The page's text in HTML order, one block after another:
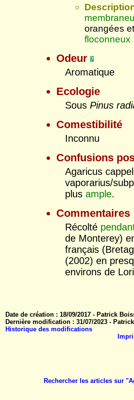
orangées
floconneux
Odeur
Aromatique
Ecologie
SousPinus
Comestibilité
Inconnu
Confusions
Agaricus
vaporarius/
plusample.
Commentaires
Récolté
de Monterey)
français
(2002) en
environs de
Date de création : 18/09/2017 - Patrick
Dernière modification : 31/07/2023 -
Historique des modifications
Rechercher les articles sur